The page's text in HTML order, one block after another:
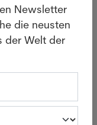
Copyrights
Newsletter
die neusten
der Welt der